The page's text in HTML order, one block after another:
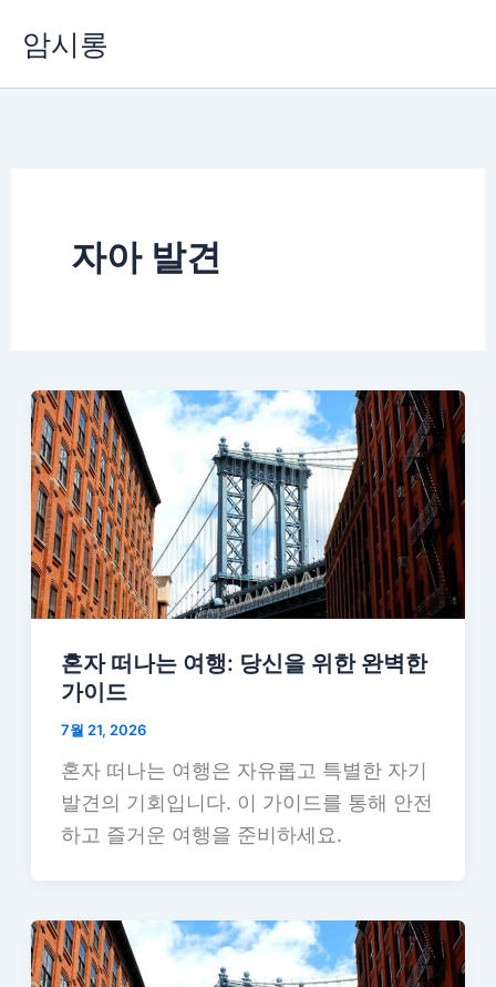
암시롱
자아 발견
혼자 떠나는 여행: 당신을 위한 완벽한
가이드
7월 21, 2026
혼자 떠나는 여행은 자유롭고 특별한 자기
발견의 기회입니다. 이 가이드를 통해 안전
하고 즐거운 여행을 준비하세요.